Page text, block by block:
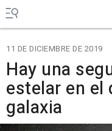
11 DE DICIEMBRE DE 2019
Hay una
estelar en el
galaxia